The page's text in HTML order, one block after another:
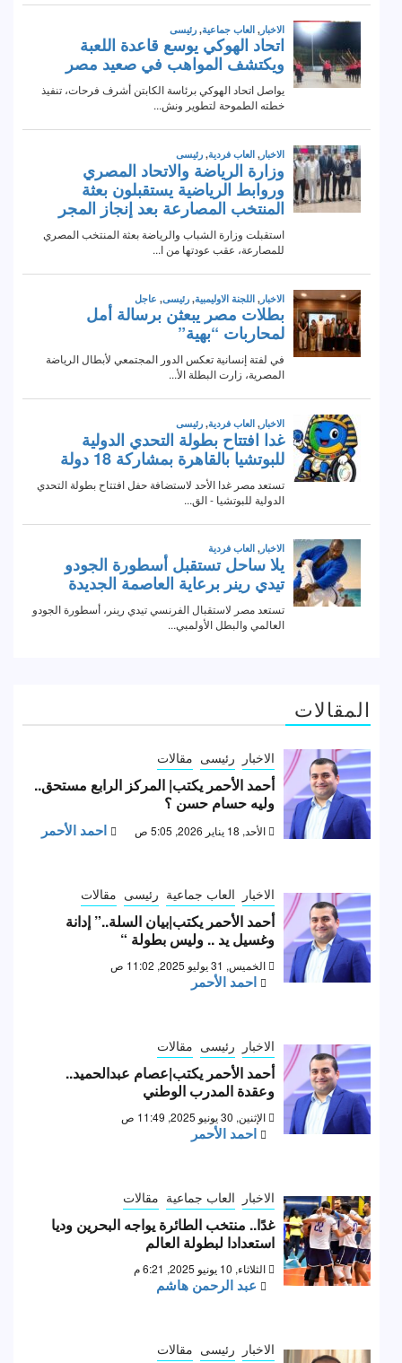
المقالات
الاخبار رئيسى مقالات
أحمد الأحمر يكتب| المركز الرابع مستحق..
وليه حسام حسن ؟
الأحد, 18 يناير 2026, 5:05 ص احمد الأحمر
الاخبار العاب جماعية رئيسى مقالات
أحمد الأحمر يكتب|بيان السلة..” إدانة
وغسيل يد .. وليس بطولة “
الخميس, 31 يوليو 2025, 11:02 ص
احمد الأحمر
الاخبار رئيسى مقالات
أحمد الأحمر يكتب|عصام عبدالحميد..
وعقدة المدرب الوطني
الإثنين, 30 يونيو 2025, 11:49 ص
احمد الأحمر
الاخبار العاب جماعية مقالات
غدًا.. منتخب الطائرة يواجه البحرين وديا
استعدادا لبطولة العالم
الثلاثاء, 10 يونيو 2025, 6:21 م
عبد الرحمن هاشم
الاخبار رئيسى مقالات